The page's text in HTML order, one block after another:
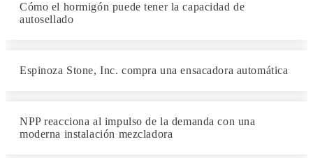
Cómo el hormigón puede tener la capacidad de
autosellado
Espinoza Stone, Inc. compra una ensacadora automática
NPP reacciona al impulso de la demanda con una
moderna instalación mezcladora